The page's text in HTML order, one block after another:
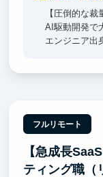
【圧倒的な裁
AI駆動開発で
エンジニア出
経営陣のすぐ
感じつつ直接
通じ、どこで
に沁み込ませ
フルリモート
【急成長
ティング職（